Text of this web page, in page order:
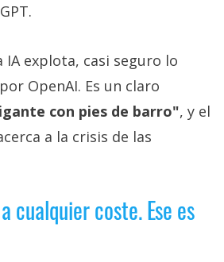
IA explota, casi seguro lo
OpenAI. Es un claro
con pies de barro", y el
a la crisis de las
cualquier coste. Ese es